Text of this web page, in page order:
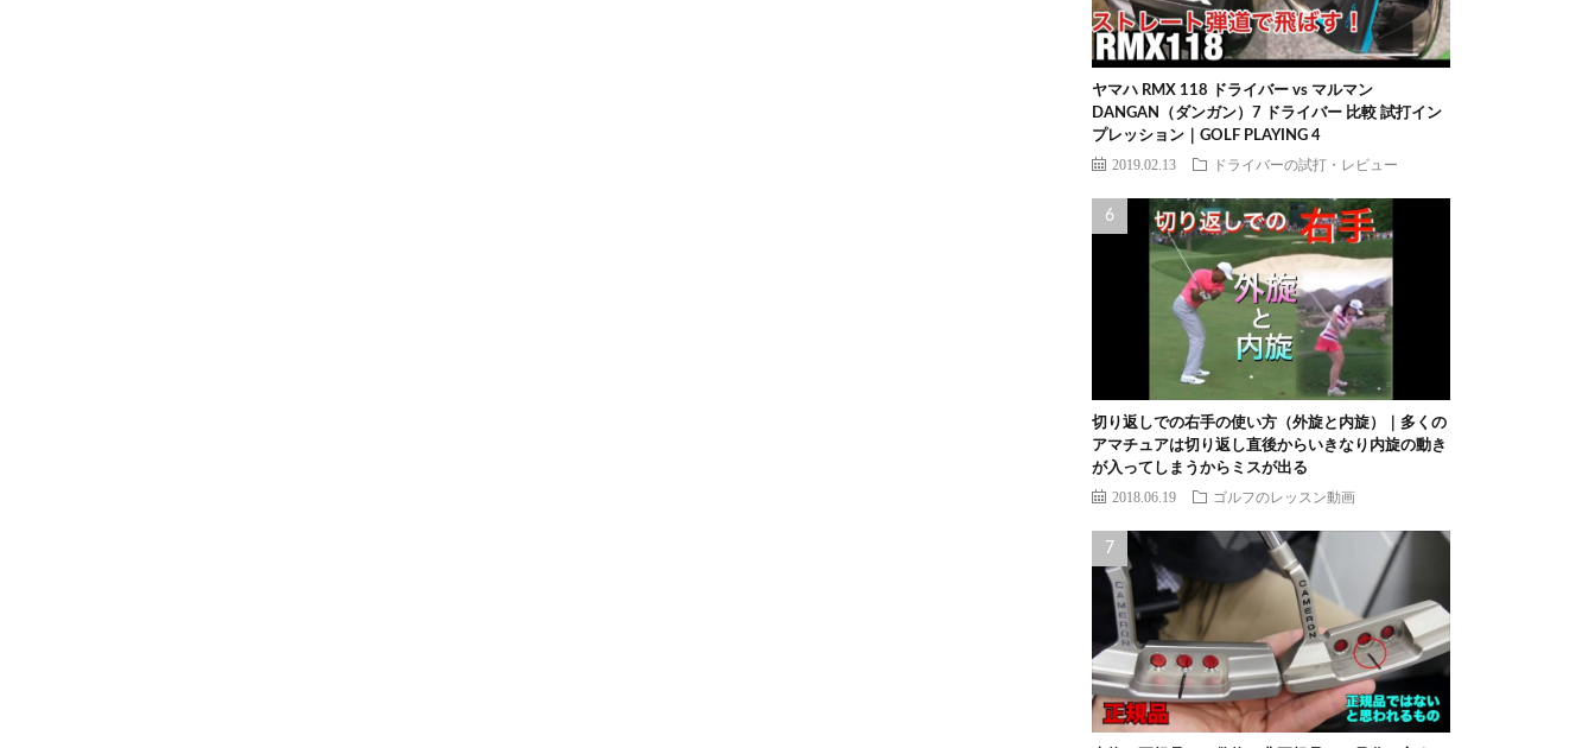
ヤマハ RMX 118 ドライバー vs マルマン
DANGAN（ダンガン）7 ドライバー 比較 試打イン
プレッション｜GOLF PLAYING 4
2019.02.13 ドライバーの試打・レビュー
切り返しでの右手の使い方（外旋と内旋）｜多くの
アマチュアは切り返し直後からいきなり内旋の動き
が入ってしまうからミスが出る
2018.06.19 ゴルフのレッスン動画